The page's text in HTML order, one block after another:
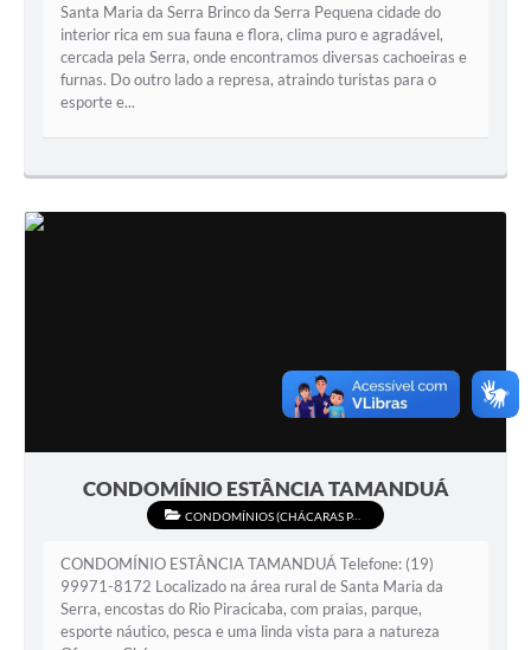
Santa Maria da Serra Brinco da Serra Pequena cidade do
interior rica em sua fauna e flora, clima puro e agradável,
cercada pela Serra, onde encontramos diversas cachoeiras e
furnas. Do outro lado a represa, atraindo turistas para o
esporte e...
CONDOMÍNIO ESTÂNCIA TAMANDUÁ
CONDOMÍNIOS (CHÁCARAS PARA ALUGUEL)
CONDOMÍNIO ESTÂNCIA TAMANDUÁ Telefone: (19)
99971-8172 Localizado na área rural de Santa Maria da
Serra, encostas do Rio Piracicaba, com praias, parque,
esporte náutico, pesca e uma linda vista para a natureza